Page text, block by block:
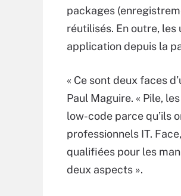
packages
réutilisés. En outre,
application depuis la
« Ce sont deux faces
Paul Maguire. « Pile,
low-code parce qu’ils
professionnels IT.
qualifiées pour les
deux aspects ».